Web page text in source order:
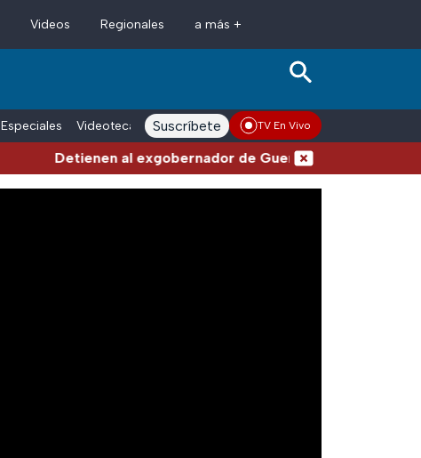
Videos Regionales a más +
Especiales Videoteca Conductores Voces adn Noticias
Suscríbete TV En Vivo
Detienen al exgobernador de Guerrero, Ángel Aguirre,